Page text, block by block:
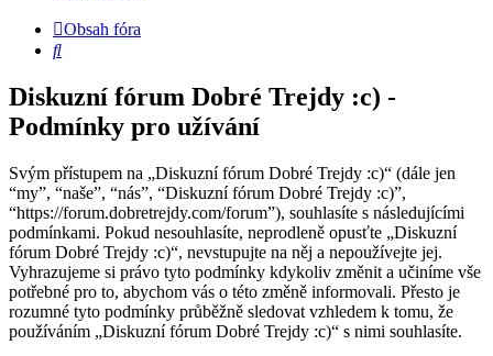
Obsah fóra
Hledat
Diskuzní fórum Dobré Trejdy :c) -
Podmínky pro užívání
Svým přístupem na „Diskuzní fórum Dobré Trejdy :c)“ (dále jen
“my”, “naše”, “nás”, “Diskuzní fórum Dobré Trejdy :c)”,
“https://forum.dobretrejdy.com/forum”), souhlasíte s následujícími
podmínkami. Pokud nesouhlasíte, neprodleně opusťte „Diskuzní
fórum Dobré Trejdy :c)“, nevstupujte na něj a nepoužívejte jej.
Vyhrazujeme si právo tyto podmínky kdykoliv změnit a učiníme vše
potřebné pro to, abychom vás o této změně informovali. Přesto je
rozumné tyto podmínky průběžně sledovat vzhledem k tomu, že
používáním „Diskuzní fórum Dobré Trejdy :c)“ s nimi souhlasíte.